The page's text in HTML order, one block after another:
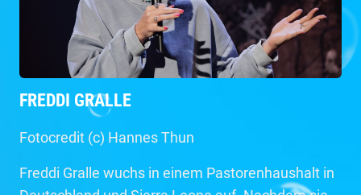
FREDDI GRALLE
Fotocredit (c) Hannes Thun
Freddi Gralle wuchs in einem Pastorenhaushalt in